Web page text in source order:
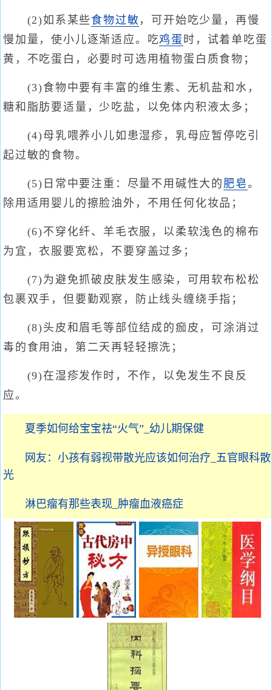
(2)如系某些 食物过敏 ，可开始吃少量，再慢
慢加量，使小儿逐渐适应。吃鸡蛋 时，试着单吃蛋
黄，不吃蛋白，必要时可选用植物蛋白质食物；
(3)食物中要有丰富的维生素、无机盐和水，
糖和脂肪要适量，少吃盐，以免体内积液太多；
(4)母乳喂养小儿如患湿疹，乳母应暂停吃引
起过敏的食物。
(5)日常中要注重：尽量不用碱性大的 肥皂。
除用适用婴儿的擦脸油外，不用任何化妆品；
(6)不穿化纤、羊毛衣服，以柔软浅色的棉布
为宜，衣服要宽松，不要穿盖过多；
(7)为避免抓破皮肤发生感染，可用软布松松
包裹双手，但要勤观察，防止线头缠绕手指；
(8)头皮和眉毛等部位结成的痂皮，可涂消过
毒的食用油，第二天再轻轻擦洗；
(9)在湿疹发作时，不作，以免发生不良反
应。
夏季如何给宝宝祛“火气”_幼儿期保健
网友：小孩有弱视带散光应该如何治疗_五官眼科散
光
淋巴瘤有那些表现_肿瘤血液癌症